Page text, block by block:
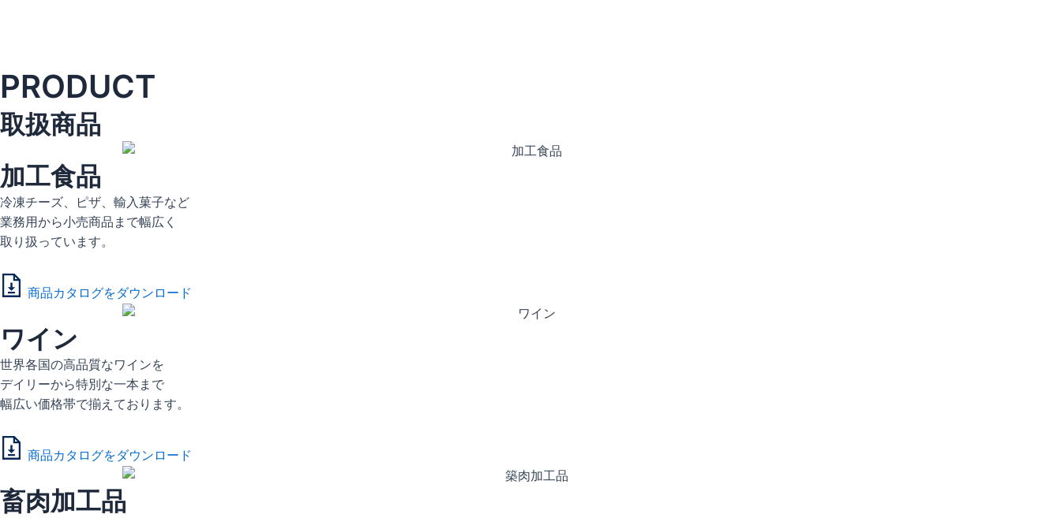
PRODUCT
取扱商品
加工食品
冷凍チーズ、ピザ、輸入菓子など
業務用から小売商品まで幅広く
取り扱っています。
商品カタログをダウンロード
ワイン
世界各国の高品質なワインを
デイリーから特別な一本まで
幅広い価格帯で揃えております。
商品カタログをダウンロード
畜肉加工品